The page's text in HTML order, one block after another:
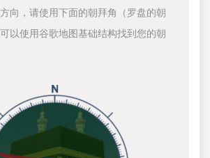
向，请使用下面的朝拜角（罗盘的朝
以使用谷歌地图基础结构找到您的朝